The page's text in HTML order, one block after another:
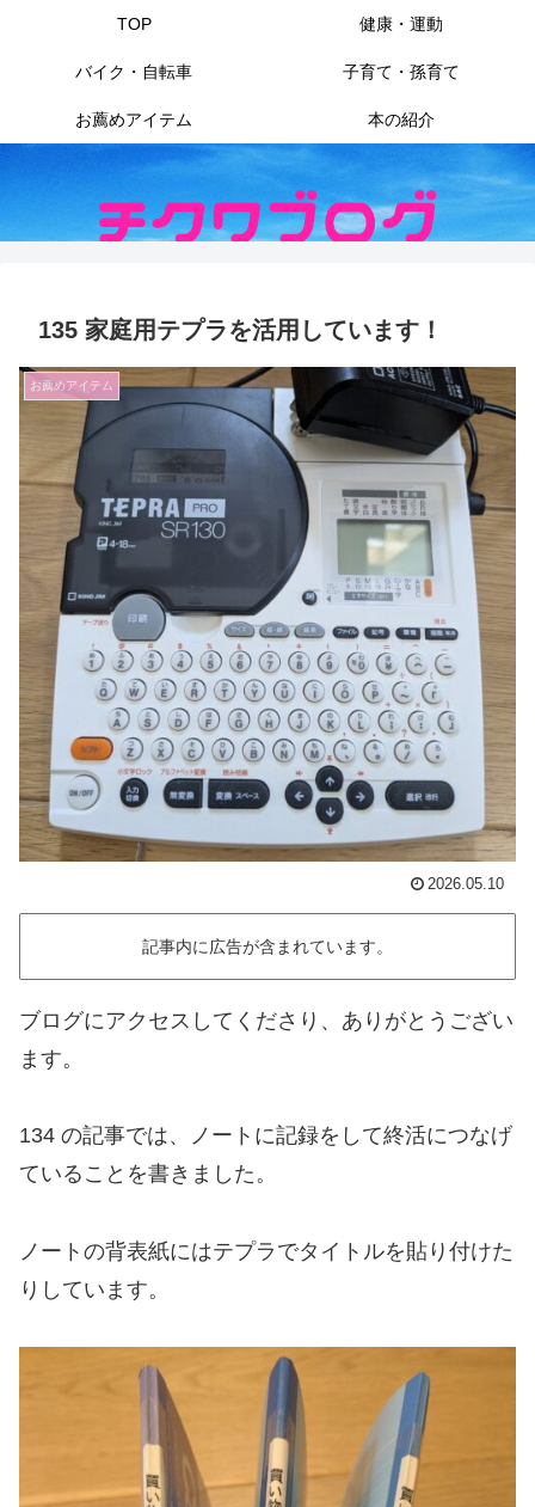
TOP 健康・運動
バイク・自転車 子育て・孫育て
お薦めアイテム 本の紹介
135 家庭用テプラを活用しています！
お薦めアイテム
2026.05.10
記事内に広告が含まれています。
ブログにアクセスしてくださり、ありがとうござい
ます。
134 の記事では、ノートに記録をして終活につなげ
ていることを書きました。
ノートの背表紙にはテプラでタイトルを貼り付けた
りしています。